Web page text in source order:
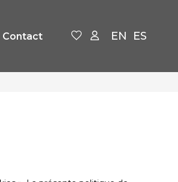
Contact EN ES